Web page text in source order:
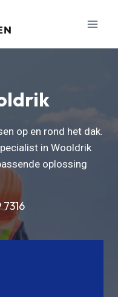
op en rond het dak.
in Wooldrik
oplossing